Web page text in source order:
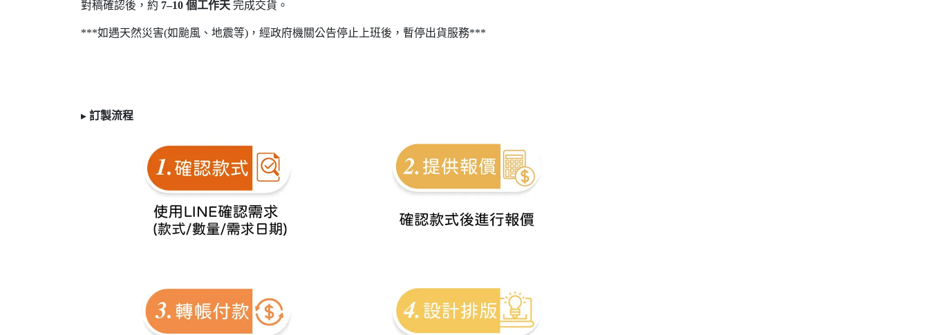
對稿確認後，約 7–10 個工作天 完成交貨。
***如遇天然災害(如颱風、地震等)，經政府機關公告停止上班後，暫停出貨服務***
▸ 訂製流程